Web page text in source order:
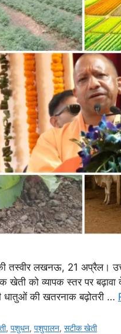
तस्वीर लखनऊ, 21 अप्रैल।
खेती को व्यापक स्तर पर
की खतरनाक बढ़ोतरी …
,पशुधन,पशुपालन,सटीक खेती